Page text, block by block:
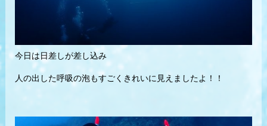
今日は日差しが差し込み
人の出した呼吸の泡もすごくきれいに見えましたよ！！